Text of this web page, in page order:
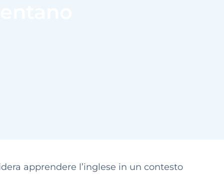
apprendere l’inglese in un contesto